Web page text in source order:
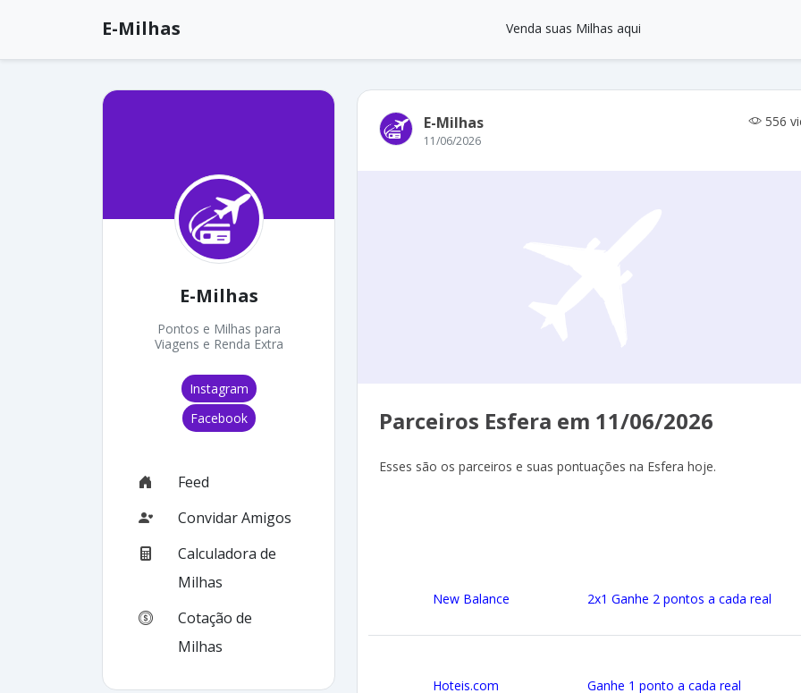
E-Milhas Venda suas Milhas aqui
E-Milhas
Pontos e Milhas para
Viagens e Renda Extra
Instagram
Facebook
Feed
Convidar Amigos
Calculadora de
Milhas
Cotação de
Milhas
E-Milhas 556
11/06/2026
Parceiros Esfera em 11/06/2026
Esses são os parceiros e suas pontuações na Esfera hoje.
New Balance 2x1 Ganhe 2 pontos a cada real
Hoteis.com Ganhe 1 ponto a cada real